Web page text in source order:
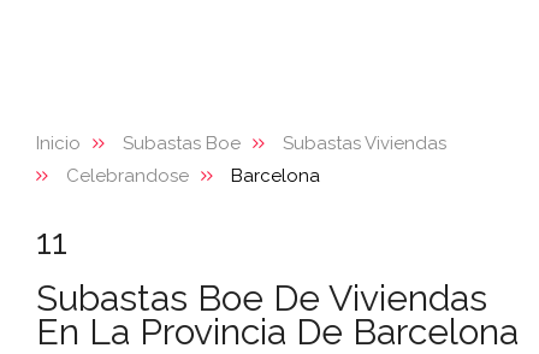
Inicio Subastas Boe
Subastas Viviendas
Celebrandose
Barcelona
11
Subastas Boe De Viviendas
En La Provincia De Barcelona